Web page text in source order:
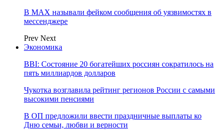
В МAX называли фейком сообщения об уязвимостях в
мессенджере
Prev Next
Экономика
BBI: Состояние 20 богатейших россиян сократилось на
пять миллиардов долларов
Чукотка возглавила рейтинг регионов России с самыми
высокими пенсиями
В ОП предложили ввести праздничные выплаты ко
Дню семьи, любви и верности